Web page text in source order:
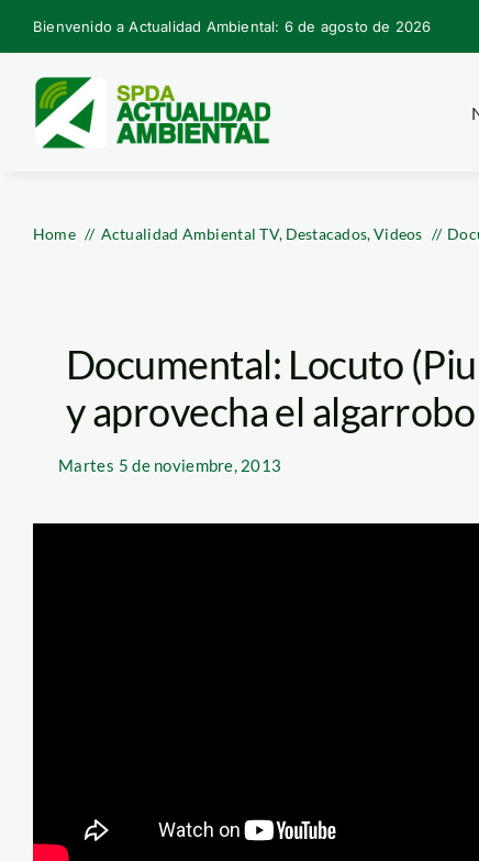
Skip
to
content
Bienvenido a Actualidad Ambiental: 6 de agosto de 2026
Home Actualidad Ambiental TV Destacados Videos
Documental: Locuto
y aprovecha el algarrobo
Martes 5 de noviembre, 2013